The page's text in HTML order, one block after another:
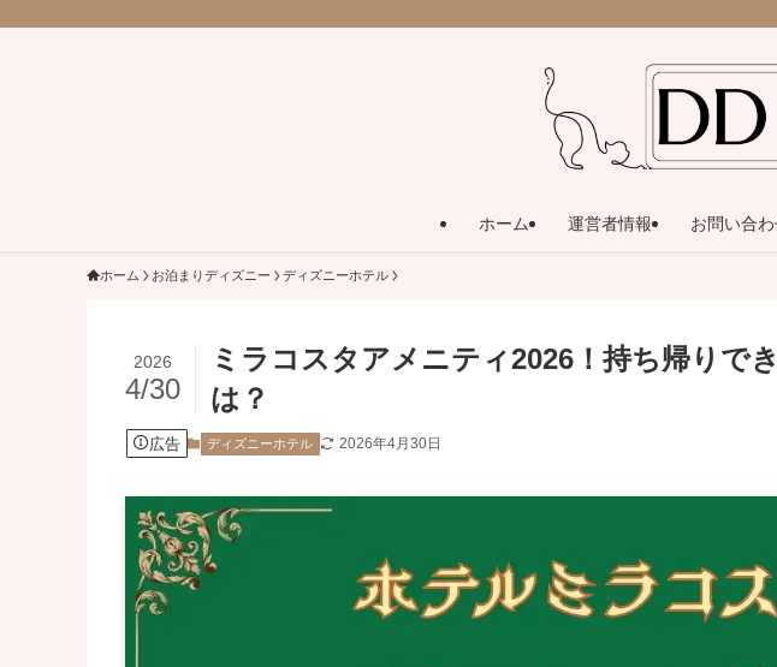
ホーム 運営者情報 お問い合
ホーム お泊まりディズニー ディズニーホテル
ミラコスタアメニティ2026！持ち帰りで
は？
2026
4/30
広告 ディズニーホテル 2026年4月30日